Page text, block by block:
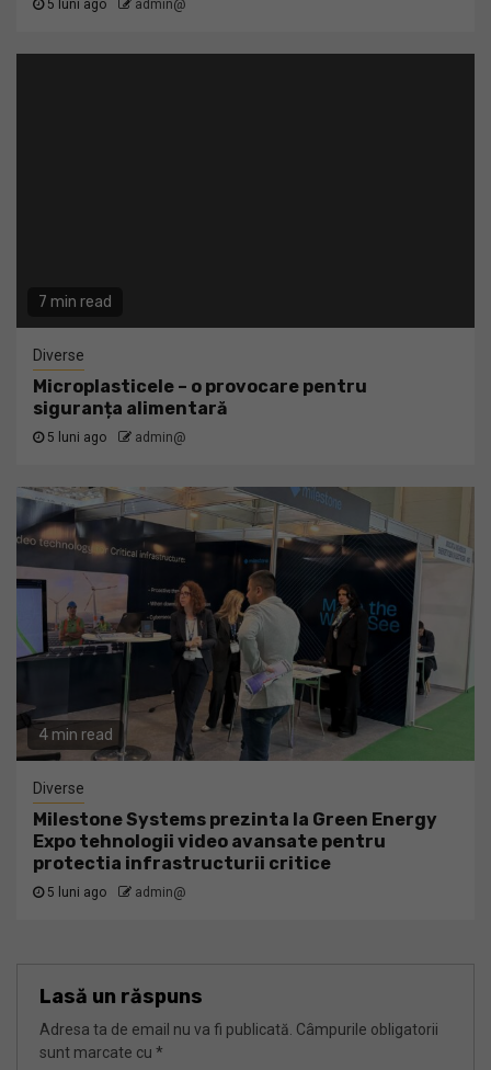
5 luni ago admin@
7 min read
Diverse
Microplasticele – o provocare pentru
siguranța alimentară
5 luni ago admin@
4 min read
Diverse
Milestone Systems prezinta la Green Energy
Expo tehnologii video avansate pentru
protectia infrastructurii critice
5 luni ago admin@
Lasă un răspuns
Adresa ta de email nu va fi publicată. Câmpurile obligatorii
sunt marcate cu *